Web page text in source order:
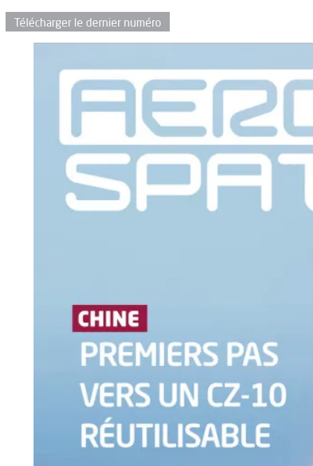
Télécharger le dernier numéro